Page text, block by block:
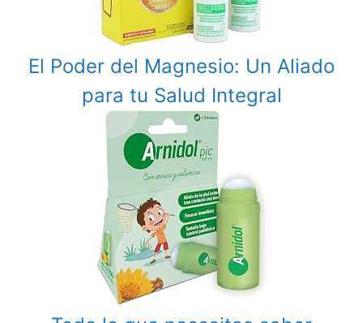
El Poder del Magnesio: Un Aliado
para tu Salud Integral